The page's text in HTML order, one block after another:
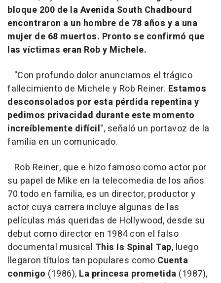
bloque 200 de la Avenida South Chadbourd
encontraron a un hombre de 78 años y a una
mujer de 68 muertos. Pronto se confirmó que
las víctimas eran Rob y Michele.
"Con profundo dolor anunciamos el trágico
fallecimiento de Michele y Rob Reiner. Estamos
desconsolados por esta pérdida repentina y
pedimos privacidad durante este momento
increíblemente difícil", señaló un portavoz de la
familia en un comunicado.
Rob Reiner, que e hizo famoso como actor por
su papel de Mike en la telecomedia de los años
70 todo en familia, es un director, productor y
actor cuya carrera incluye algunas de las
películas más queridas de Hollywood, desde su
debut como director en 1984 con el falso
documental musical This Is Spinal Tap, luego
llegaron títulos tan populares como Cuenta
conmigo (1986), La princesa prometida (1987),